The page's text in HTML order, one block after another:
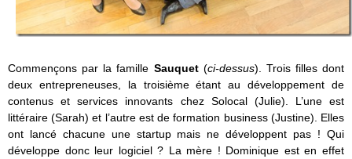
Commençons par la famille Sauquet(ci-dessus). Trois filles dont
deux entrepreneuses, la troisième étant au développement de
contenus et services innovants chez Solocal (Julie). L’une est
littéraire (Sarah) et l’autre est de formation business (Justine). Elles
ont lancé chacune une startup mais ne développent pas ! Qui
développe donc leur logiciel ? La mère ! Dominique est en effet